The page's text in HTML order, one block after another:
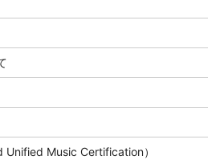
Unified Music Certification）